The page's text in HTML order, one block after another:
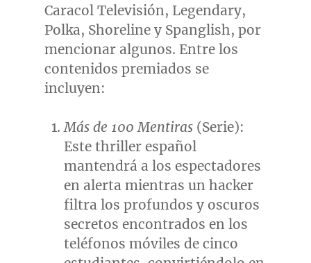
Caracol Televisión, Legendary,
Polka, Shoreline y Spanglish, por
mencionar algunos. Entre los
contenidos premiados se
incluyen:
Más de 100 Mentiras (Serie):
Este thriller español
mantendrá a los espectadores
en alerta mientras un hacker
filtra los profundos y oscuros
secretos encontrados en los
teléfonos móviles de cinco